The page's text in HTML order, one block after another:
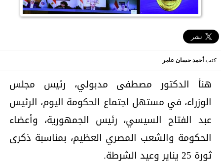
كتبأحمد حسان عامر
هنأ الدكتور مصطفى مدبولي، رئيس مجلس
الوزراء، في مستهل اجتماع الحكومة اليوم، الرئيس
عبد الفتاح السيسي، رئيس الجمهورية، وأعضاء
الحكومة والشعب المصري العظيم، بمناسبة ذكرى
ثورة 25 يناير وعيد الشرطة.